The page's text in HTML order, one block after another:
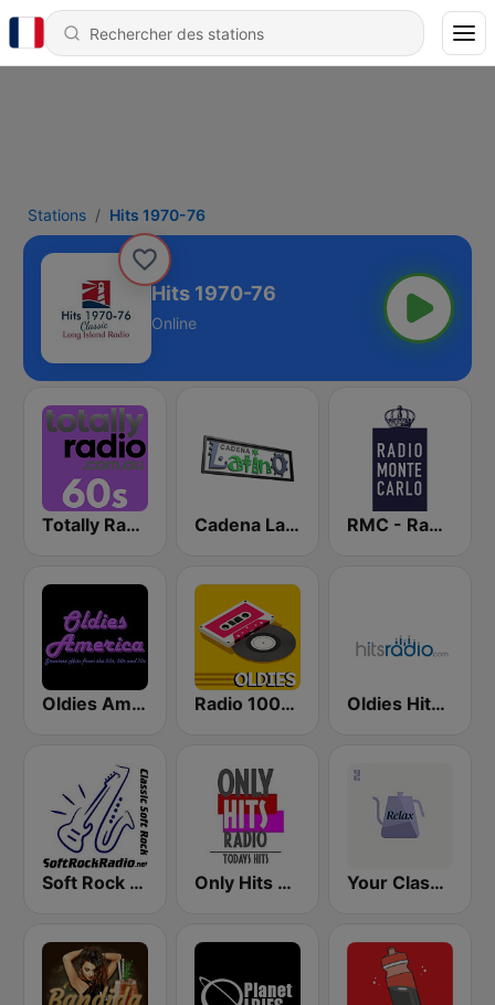
Stations Hits 1970-76
Hits 1970-76
Online
Totally Radio 60s Cadena Latino RMC - Radio Monte Carlo
Oldies America Radio 100% Oldies Oldies Hits - Hits Radio
Soft Rock Radio Only Hits Radio Your Classical Relax